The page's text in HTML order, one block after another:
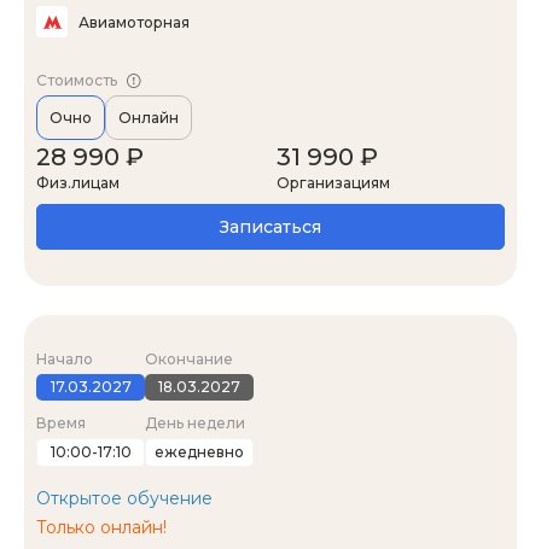
Авиамоторная
Стоимость
Очно Онлайн
28 990 ₽
Физ.лицам
31 990 ₽
Организациям
Записаться
Начало
17.03.2027
Окончание
18.03.2027
Время
10:00-17:10
День недели
ежедневно
Открытое обучение
Только онлайн!